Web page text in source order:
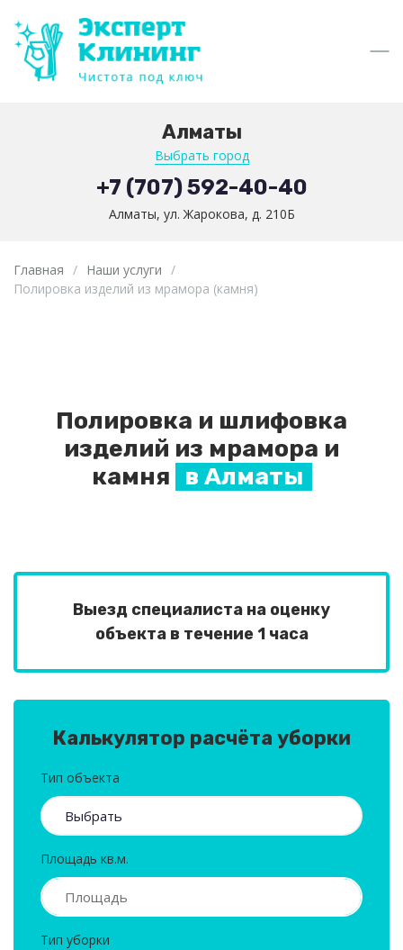
Алматы
Выбрать город
+7 (707) 592-40-40
Алматы, ул. Жарокова, д. 210Б
Главная / Наши услуги /
Полировка изделий из мрамора (камня)
Полировка и шлифовка
изделий из мрамора и
камня в Алматы
Выезд специалиста на оценку
объекта в течение 1 часа
Калькулятор расчёта уборки
Тип объекта
Площадь кв.м.
Тип уборки